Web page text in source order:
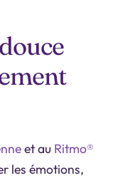
et au Ritmo®
les émotions,